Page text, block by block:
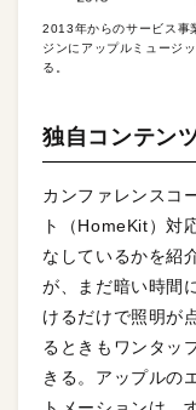
2013年からのサービス事
ジンにアップルミュージ
る。
独自コンテン
カンファレンスコ
ト（HomeKit）対
なしているかを紹
が、まだ暗い時間
けるだけで照明が
るときもワンタッ
きる。アップルの